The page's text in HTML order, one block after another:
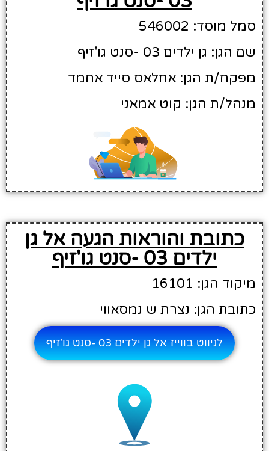
סמל מוסד: 546002
שם הגן: גן ילדים 03 -סנט גו'זיף
מפקח/ת הגן: אחלאס סייד אחמד
מנהל/ת הגן: קוט אמאני
כתובת והוראות הגעה אל גן
ילדים 03 -סנט גו'זיף
מיקוד הגן: 16101
כתובת הגן: נצרת ש נמסאווי
לניווט בווייז אל גן ילדים 03 -סנט גו'זיף